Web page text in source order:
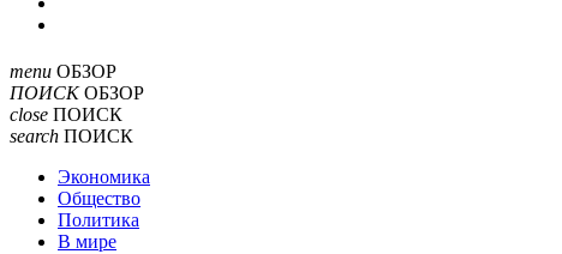
menu ОБЗОР
ПОИСК ОБЗОР
close ПОИСК
search ПОИСК
Экономика
Общество
Политика
В мире